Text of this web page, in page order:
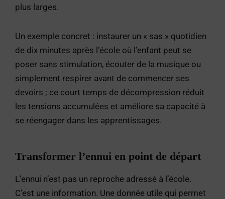
plus larges.
Un exemple concret : instaurer un « sas » quotidien
de dix minutes après l’école où l’enfant peut se
poser sans stimulation, écouter de la musique ou
simplement respirer avant de commencer ses
devoirs ; ce court temps de décompression réduit
les tensions accumulées et améliore sa capacité à
se réengager dans les apprentissages.
Transformer l’ennui en point de départ
L’ennui n’est pas un reproche adressé à l’école.
C’est une information. Une donnée utile qui permet